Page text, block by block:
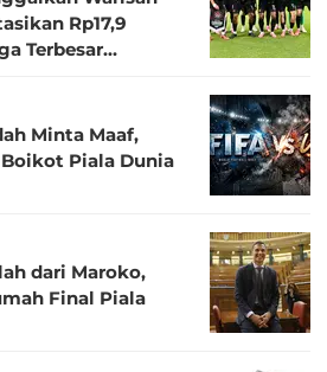
Rp17,9
Terbesar
Minta Maaf,
Piala Dunia
dari Maroko,
Final Piala